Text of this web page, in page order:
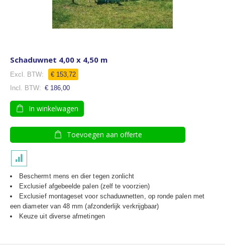
Schaduwnet 4,00 x 4,50 m
€ 153,72
€ 186,00
In winkelwagen
Toevoegen aan offerte
Beschermt mens en dier tegen zonlicht
Exclusief afgebeelde palen (zelf te voorzien)
Exclusief montageset voor schaduwnetten, op ronde palen met
een diameter van 48 mm (afzonderlijk verkrijgbaar)
Keuze uit diverse afmetingen